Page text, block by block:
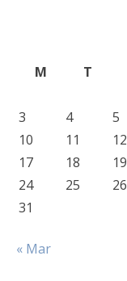
M
T
3
4 5
10
11 12
17
18 19
24
25 26
31
« Mar